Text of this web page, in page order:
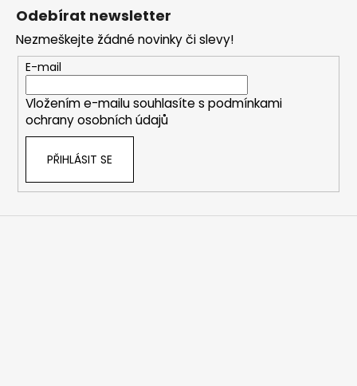
Odebírat newsletter
Nezmeškejte žádné novinky či slevy!
E-mail
Vložením e-mailu souhlasíte s podmínkami
ochrany osobních údajů
PŘIHLÁSIT SE